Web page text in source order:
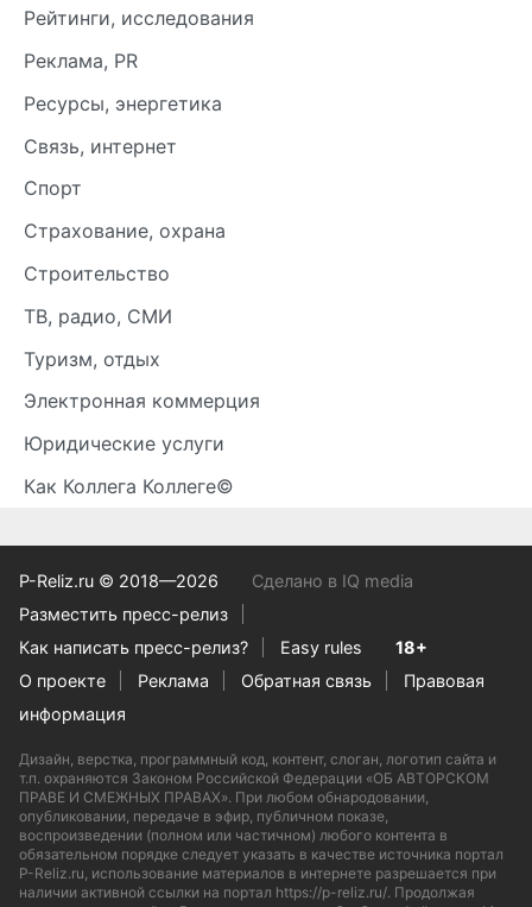
Рейтинги, исследования
Реклама, PR
Ресурсы, энергетика
Связь, интернет
Спорт
Страхование, охрана
Строительство
ТВ, радио, СМИ
Туризм, отдых
Электронная коммерция
Юридические услуги
Как Коллега Коллеге©
P-Reliz.ru © 2018—2026
Сделано в IQ media
Разместить пресс-релиз
Как написать пресс-релиз?
Easy rules
18+
О проекте
Реклама Обратная связь
Правовая
информация
Дизайн, верстка, программный код, контент, слоган, логотип сайта и
т.п. охраняются Законом Российской Федерации «ОБ АВТОРСКОМ
ПРАВЕ И СМЕЖНЫХ ПРАВАХ». При любом обнародовании,
опубликовании, передаче в эфир, публичном показе,
воспроизведении (полном или частичном) любого контента в
обязательном порядке следует указать в качестве источника портал
P-Reliz.ru, использование материалов в интернете разрешается при
наличии активной ссылки на портал https://p-reliz.ru/. Продолжая